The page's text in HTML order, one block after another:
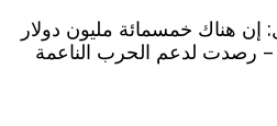
إن هناك خمسمائة مليون دولار
– رصدت لدعم الحرب الناعمة